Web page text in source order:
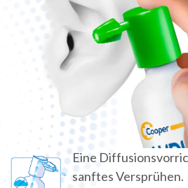
Eine
sanftes Versprühen.